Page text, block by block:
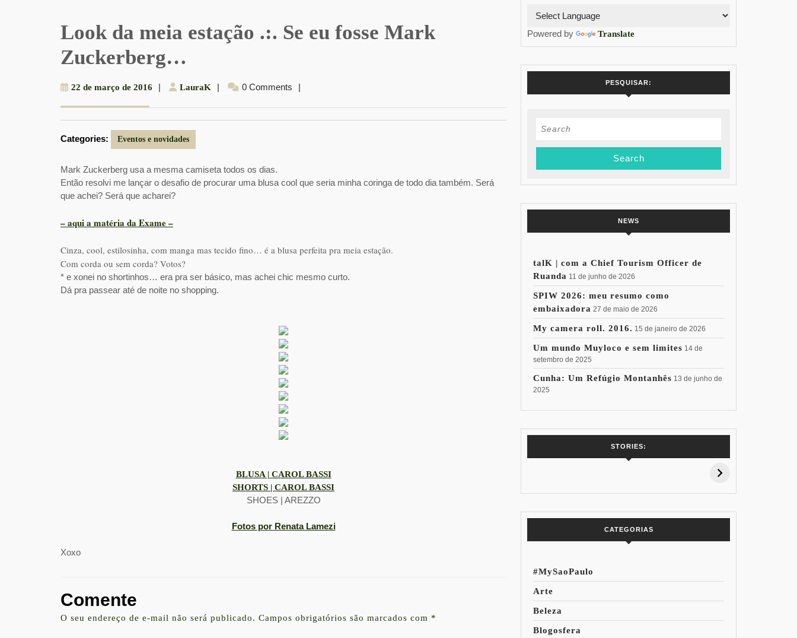
Look da meia estação .:. Se eu fosse Mark
Zuckerberg…
22 de março de 2016 22
2016
| LauraK LauraK
| 0 Comments |
Categories: Eventos e novidades
Mark Zuckerberg usa a mesma camiseta todos os dias.
Então resolvi me lançar o desafio de procurar uma blusa cool que seria minha coringa de todo dia também. Será
que achei? Será que acharei?
– aqui a matéria da Exame –
Cinza, cool, estilosinha, com manga mas tecido fino… é a blusa perfeita pra meia estação.
Com corda ou sem corda? Votos?
* e xonei no shortinhos… era pra ser básico, mas achei chic mesmo curto.
Dá pra passear até de noite no shopping.
BLUSA | CAROL BASSI
SHORTS | CAROL BASSI
SHOES | AREZZO
Fotos por Renata Lamezi
Xoxo
Comente
O seu endereço de e-mail não será publicado. Campos obrigatórios são marcados com *
Powered by Translate
PESQUISAR:
Search
NEWS
talK | com a Chief Tourism Officer de
Ruanda 11 de junho de 2026
SPIW 2026: meu resumo como
embaixadora 27 de maio de 2026
My camera roll. 2016. 15 de janeiro de 2026
Um mundo Muyloco e sem limites 14 de
setembro de 2025
Cunha: Um Refúgio Montanhês 13 de junho de
2025
STORIES:
7 Vinhos com +
15% de
Pessoal: Os
CATEGORIAS
#MySaoPaulo
Arte
Beleza
Blogosfera